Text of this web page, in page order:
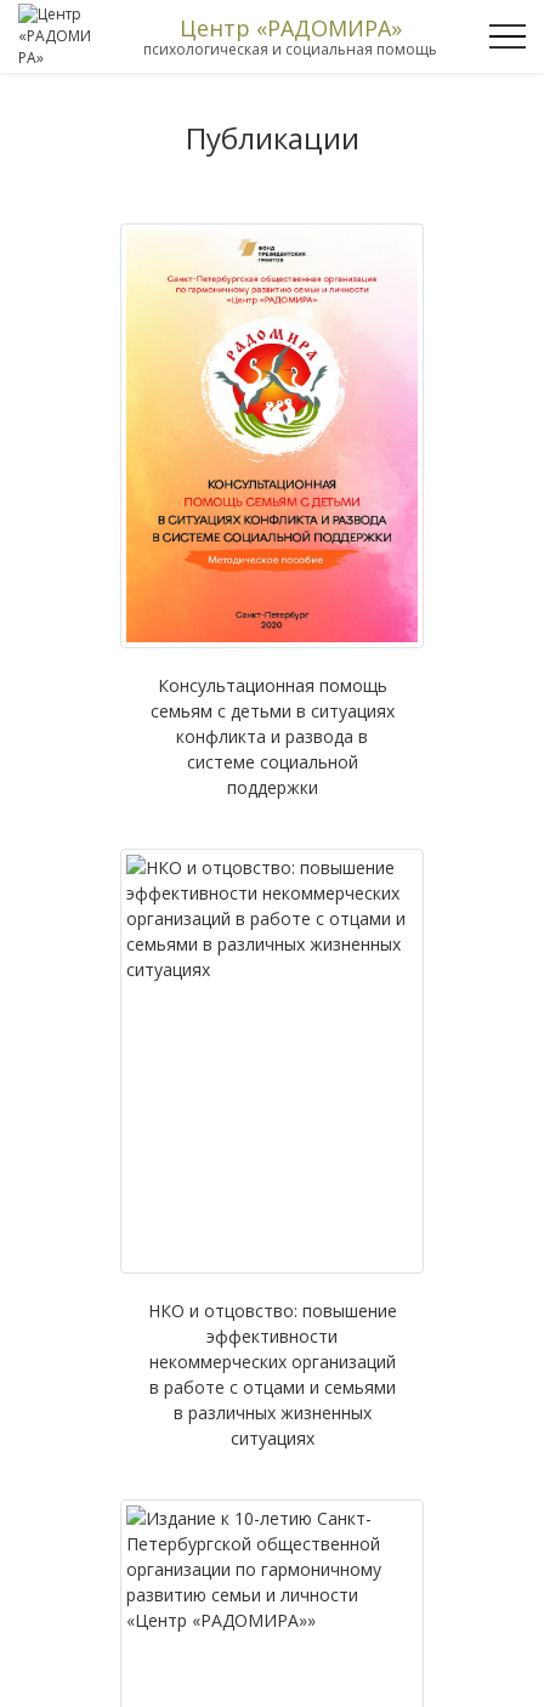
Центр «РАДОМИРА»
психологическая и социальная помощь
Публикации
Консультационная помощь
семьям с детьми в ситуациях
конфликта и развода в
системе социальной
поддержки
НКО и отцовство: повышение
эффективности
некоммерческих организаций
в работе с отцами и семьями
в различных жизненных
ситуациях